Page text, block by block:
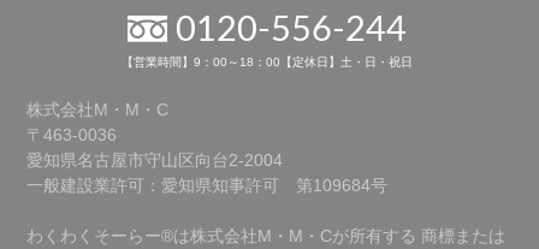
0120-556-244
【営業時間】9：00～18：00【定休日】土・日・祝日
株式会社M・M・C
〒463-0036
愛知県名古屋市守山区向台2-2004
一般建設業許可：愛知県知事許可 第109684号
わくわくそーらー®は株式会社M・M・Cが所有する 商標または